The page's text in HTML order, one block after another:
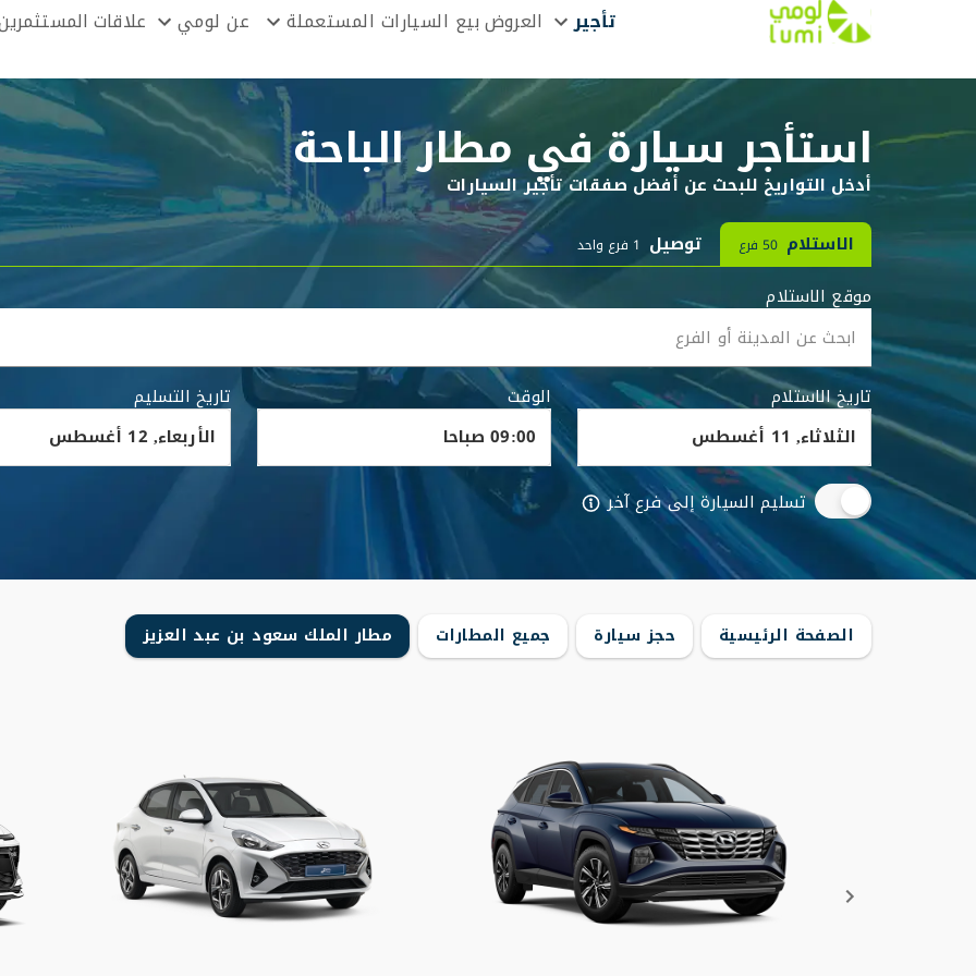
تأجير العروضبيع السيارات المستعملة عن لومي علاقات
استأجر سيارة في مطار الباحة
أدخل التواريخ للبحث عن أفضل صفقات تأجير السيارات
الاستلام 50 فرع توصيل 1 فرع واحد
موقع الاستلام
تاريخ الاستلام الوقت تاريخ التسليم
تسليم السيارة إلى فرع آخر
الصفحة الرئيسية حجز سيارة جميع المطارات مطار الملك سعود بن عبد العزيز